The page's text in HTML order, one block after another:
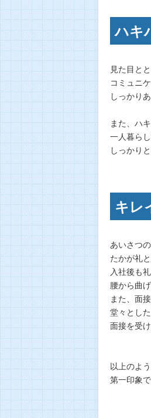
ハキ
見た目と
コミュニ
しっかり
また、ハ
一人暮ら
しっかり
キレ
あいさつ
たかが礼
入社後も
腰から曲
また、面
堂々とし
面接を受け
以上のよ
第一印象